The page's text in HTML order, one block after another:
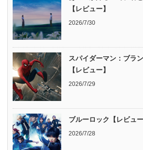
【レビュー】
2026/7/30
スパイダーマン：ブラ
【レビュー】
2026/7/29
ブルーロック【レビュー
2026/7/28